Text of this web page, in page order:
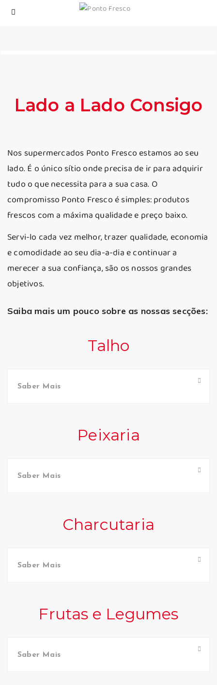
Lado a Lado Consigo
Nos supermercados Ponto Fresco estamos ao seu
lado. É o único sítio onde precisa de ir para adquirir
tudo o que necessita para a sua casa. O
compromisso Ponto Fresco é simples: produtos
frescos com a máxima qualidade e preço baixo.
Servi-lo cada vez melhor, trazer qualidade, economia
e comodidade ao seu dia-a-dia e continuar a
merecer a sua confiança, são os nossos grandes
objetivos.
Saiba mais um pouco sobre as nossas secções:
Talho
Saber Mais
Peixaria
Saber Mais
Charcutaria
Saber Mais
Frutas e Legumes
Saber Mais